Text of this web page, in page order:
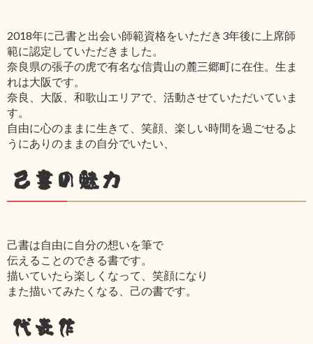
2018年に己書と出会い師範資格をいただき3年後に上席師
範に認定していただきました。
奈良県の張子の虎で有名な信貴山の麓三郷町に在住。生ま
れは大阪です。
奈良、大阪、和歌山エリアで、活動させていただいていま
す。
自由に心のままに生きて、笑顔、楽しい時間を過ごせるよ
うにありのままの自分でいたい、
己書の魅力
己書は自由に自分の想いを筆で
伝えることのできる書です。
描いていたら楽しくなって、笑顔になり
また描いてみたくなる、己の書です。
代表作